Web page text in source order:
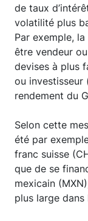
de taux
volatilité plus
Par exemple,
être vendeur
devises à plus
ou investisseur
rendement du
Selon cette
été par
franc suisse
que de se
mexicain
plus large